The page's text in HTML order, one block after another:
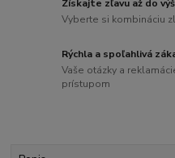
Získajte zľavu až do
Vyberte si kombináciu
Rýchla a spoľahlivá
Vaše otázky a
prístupom